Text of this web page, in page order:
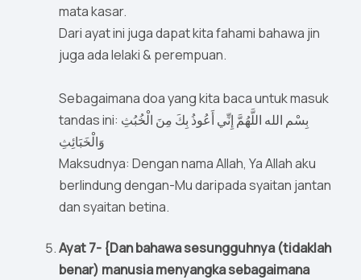
mata kasar.
Dari ayat ini juga dapat kita fahami bahawa jin
juga ada lelaki & perempuan.
Sebagaimana doa yang kita baca untuk masuk
tandas ini: بِسْم الله اللَّهُمَّ إِنِّي أَعُوذُ بِكَ مِنَ الْخُبُثِ
وَالْخَبَائِثِ
Maksudnya: Dengan nama Allah, Ya Allah aku
berlindung dengan-Mu daripada syaitan jantan
dan syaitan betina.
Ayat 7- {Dan bahawa sesungguhnya (tidaklah
benar) manusia menyangka sebagaimana